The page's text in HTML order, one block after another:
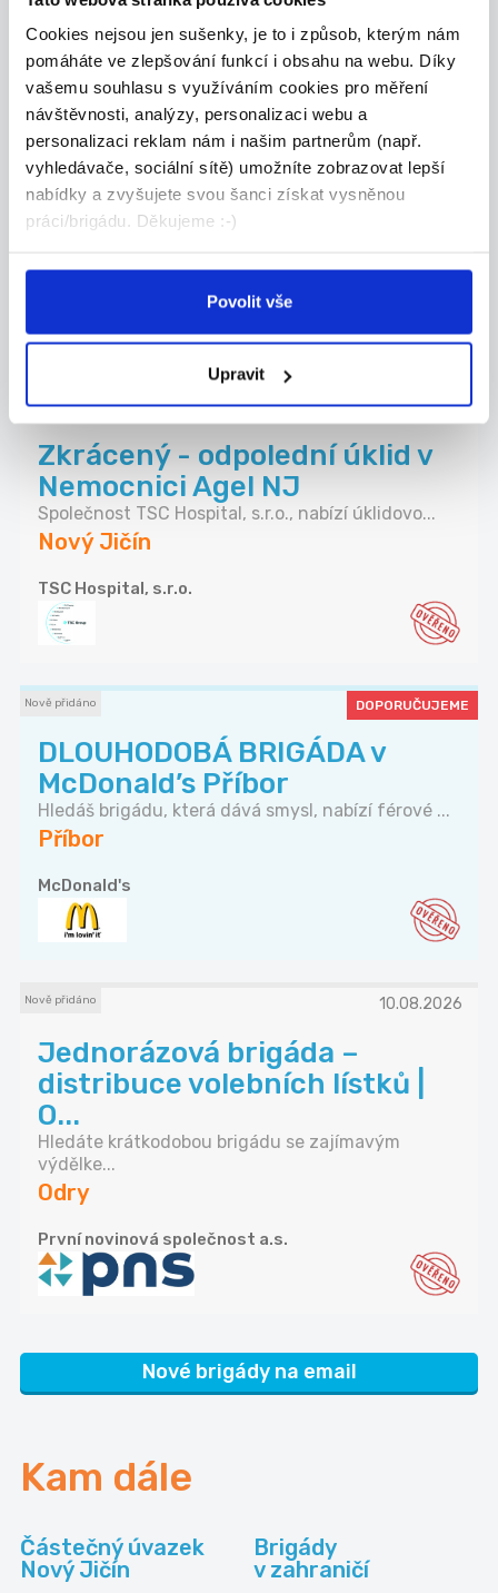
Cookies nejsou jen sušenky, je to i způsob, kterým nám
pomáháte ve zlepšování funkcí i obsahu na webu. Díky
vašemu souhlasu s využíváním cookies pro měření
návštěvnosti, analýzy, personalizaci webu a
personalizaci reklam nám i našim partnerům (např.
vyhledávače, sociální sítě) umožníte zobrazovat lepší
nabídky a zvyšujete svou šanci získat vysněnou
práci/brigádu. Děkujeme :-)
Povolit vše
Upravit
ČECHYMEN a.s.
Bezpečnostní pracovník/
ostraha prodejny v Bílovci
Do týmu hledáme bezpečnostní pracovníky pro
CENTR GROUP, a.s.
Nově přidáno 07.08.2026
Zkrácený - odpolední úklid v
Nemocnici Agel NJ
Společnost TSC Hospital, s.r.o., nabízí úklidovo...
Nový Jičín
TSC Hospital, s.r.o.
Nově přidáno DOPORUČUJEME
DLOUHODOBÁ BRIGÁDA v
McDonald’s Příbor
Hledáš brigádu, která dává smysl, nabízí férové ...
Příbor
McDonald's
Nově přidáno 10.08.2026
Jednorázová brigáda –
distribuce volebních lístků |
O...
Hledáte krátkodobou brigádu se zajímavým
výdělke...
Odry
První novinová společnost a.s.
Nové brigády na email
Kam dále
Částečný úvazek
Nový Jičín
Brigády
v zahraničí